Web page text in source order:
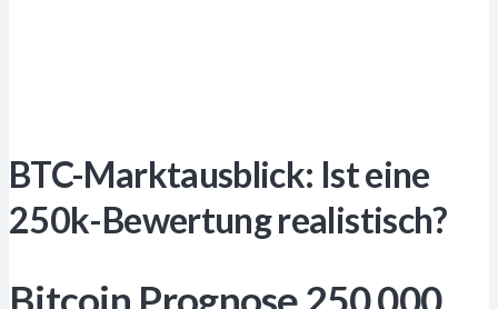
BTC-Marktausblick: Ist eine
250k-Bewertung realistisch?
Bitcoin Prognose 250.000